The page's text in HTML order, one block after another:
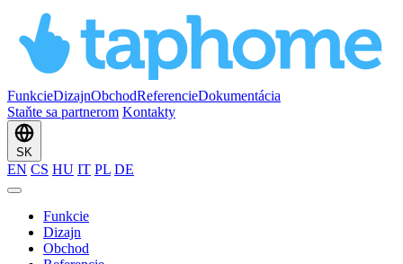
FunkcieDizajnObchodReferencieDokumentácia
Staňte sa partnerom Kontakty
SK
EN CS HU IT PL DE
Funkcie
Dizajn
Obchod